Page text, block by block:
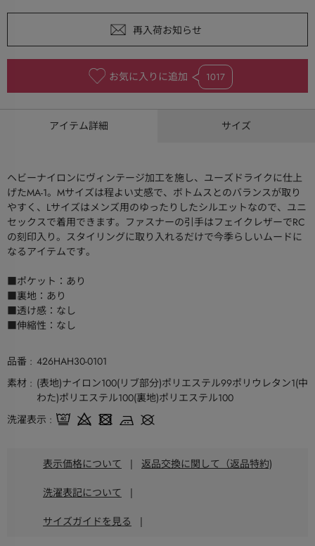
お気に入りに追加 1017
アイテム詳細 サイズ
ヘビーナイロンにヴィンテージ加工を施し、ユーズドライクに仕上
げたMA-1。Mサイズは程よい丈感で、ボトムスとのバランスが取り
やすく、Lサイズはメンズ用のゆったりしたシルエットなので、ユニ
セックスで着用できます。ファスナーの引手はフェイクレザーでRC
の刻印入り。スタイリングに取り入れるだけで今季らしいムードに
なるアイテムです。
■ポケット：あり
■裏地：あり
■透け感：なし
■伸縮性：なし
品番
426HAH30-0101
素材
(表地)ナイロン100(リブ部分)ポリエステル99ポリウレタン1(中
わた)ポリエステル100(裏地)ポリエステル100
洗濯表示
表示価格について | 返品交換に関して（返品特約)
洗濯表記について |
サイズガイドを見る |